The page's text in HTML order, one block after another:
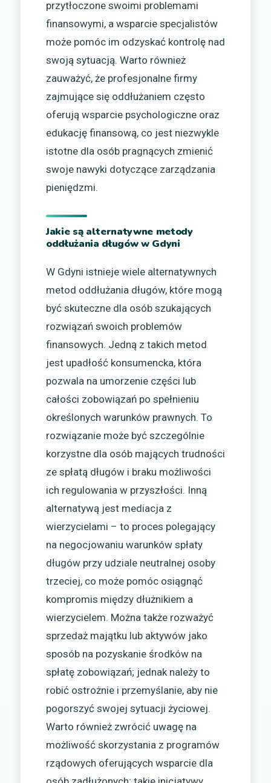
przytłoczone swoimi problemami
finansowymi, a wsparcie specjalistów
może pomóc im odzyskać kontrolę nad
swoją sytuacją. Warto również
zauważyć, że profesjonalne firmy
zajmujące się oddłużaniem często
oferują wsparcie psychologiczne oraz
edukację finansową, co jest niezwykle
istotne dla osób pragnących zmienić
swoje nawyki dotyczące zarządzania
pieniędzmi.
Jakie są alternatywne metody
oddłużania długów w Gdyni
W Gdyni istnieje wiele alternatywnych
metod oddłużania długów, które mogą
być skuteczne dla osób szukających
rozwiązań swoich problemów
finansowych. Jedną z takich metod
jest upadłość konsumencka, która
pozwala na umorzenie części lub
całości zobowiązań po spełnieniu
określonych warunków prawnych. To
rozwiązanie może być szczególnie
korzystne dla osób mających trudności
ze spłatą długów i braku możliwości
ich regulowania w przyszłości. Inną
alternatywą jest mediacja z
wierzycielami – to proces polegający
na negocjowaniu warunków spłaty
długów przy udziale neutralnej osoby
trzeciej, co może pomóc osiągnąć
kompromis między dłużnikiem a
wierzycielem. Można także rozważyć
sprzedaż majątku lub aktywów jako
sposób na pozyskanie środków na
spłatę zobowiązań; jednak należy to
robić ostrożnie i przemyślanie, aby nie
pogorszyć swojej sytuacji życiowej.
Warto również zwrócić uwagę na
możliwość skorzystania z programów
rządowych oferujących wsparcie dla